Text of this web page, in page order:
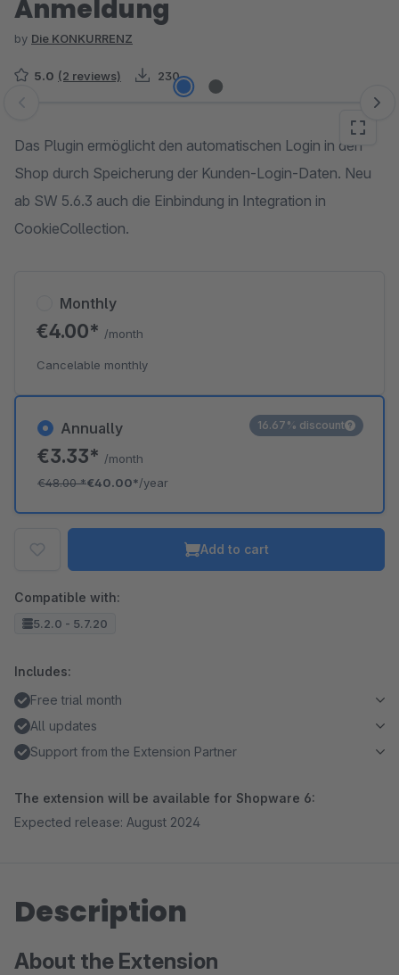
Anmeldung
by Die KONKURRENZ
5.0 (2 reviews) 230
Skip image gallery
Das Plugin ermöglicht den automatischen Login in den
Shop durch Speicherung der Kunden-Login-Daten. Neu
ab SW 5.6.3 auch die Einbindung in Integration in
CookieCollection.
Annually
€3.33* /month
€48.00*€40.00*/year
16.67% discount
Monthly
€4.00* /month
Cancelable monthly
Add to cart
Compatible with:
5.2.0 - 5.7.20
Includes:
Free trial month
All updates
Support from the Extension Partner
The extension will be available for Shopware 6:
Expected release: August 2024
Description
About the Extension